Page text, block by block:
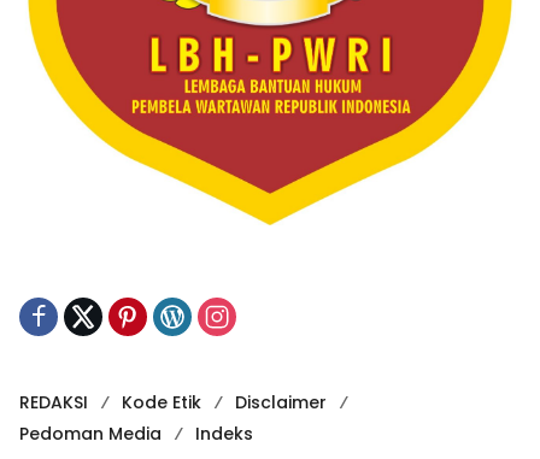
REDAKSI Kode Etik
Disclaimer
Pedoman Media
Indeks